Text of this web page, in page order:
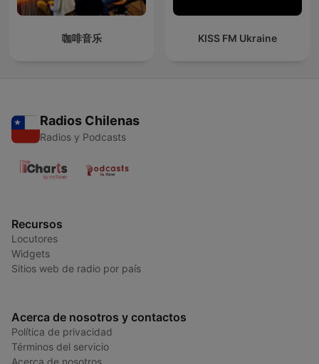
咖啡音乐 KISS FM Ukraine
Radios Chilenas
Radios y Podcasts
Recursos
Locutores
Widgets
Sitios web de radio por país
Acerca de nosotros y contactos
Política de privacidad
Términos del servicio